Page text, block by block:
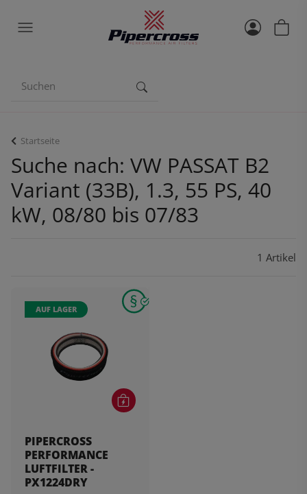
Startseite
Suche nach: VW PASSAT B2
Variant (33B), 1.3, 55 PS, 40
kW, 08/80 bis 07/83
1 Artikel
AUF LAGER
PIPERCROSS
PERFORMANCE
LUFTFILTER -
PX1224DRY